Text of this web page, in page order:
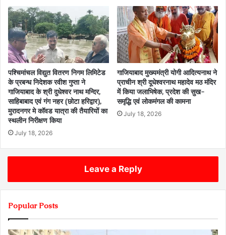
पश्चिमांचल विद्युत वितरण निगम लिमिटेड
के प्रबन्ध निदेशक रवीश गुप्ता ने
गाजियाबाद के श्री दुधेश्वर नाथ मन्दिर,
साहिबाबाद एवं गंग नहर (छोटा हरिद्वार),
मुरादनगर मे कॉवड यात्रा की तैयारियों का
स्थलीन निरीक्षण किया
July 18, 2026
गाजियाबाद मुख्यमंत्री योगी आदित्यनाथ ने
प्राचीन श्री दूधेश्वरनाथ महादेव मठ मंदिर
में किया जलाभिषेक, प्रदेश की सुख-
समृद्धि एवं लोकमंगल की कामना
July 18, 2026
Leave a Reply
Popular Posts